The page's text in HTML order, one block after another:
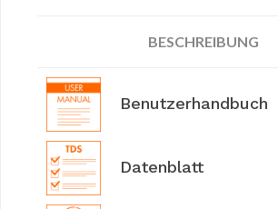
BESCHREIBUNG
Benutzerhandbuch
Datenblatt